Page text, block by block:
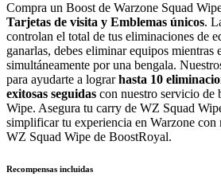
Compra un Boost de Warzone Squad
Tarjetas de visita y Emblemas únicos.
controlan el total de tus eliminaciones de
ganarlas, debes eliminar equipos mientras
simultáneamente por una bengala.
para ayudarte a lograrhasta 10
exitosas seguidas con nuestro servicio de
Wipe. Asegura tu carry de WZ Squad
simplificar tu experiencia en Warzone con
WZ Squad Wipe de BoostRoyal.
Recompensas incluidas